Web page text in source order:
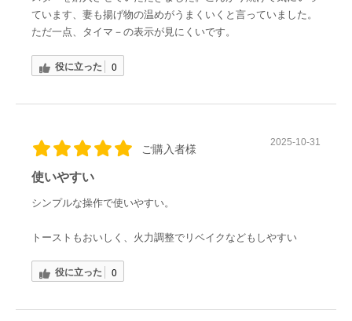
ています、妻も揚げ物の温めがうまくいくと言っていました。
ただ一点、タイマ－の表示が見にくいです。
役に立った 0
ご購入者様
2025-10-31
使いやすい
シンプルな操作で使いやすい。
トーストもおいしく、火力調整でリベイクなどもしやすい
役に立った 0